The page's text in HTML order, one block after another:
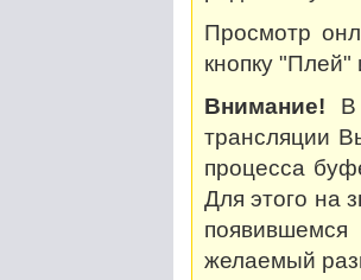
Просмотр
кнопку
Внимание! В
трансляции
процесса
Для этого на
желаемый